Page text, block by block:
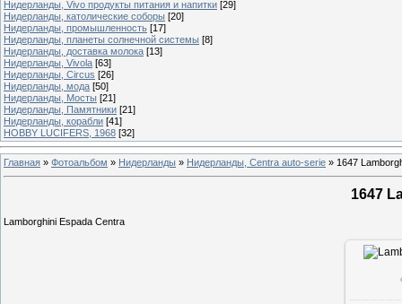
Нидерланды, Vivo продукты питания и напитки [29]
Нидерланды, католические соборы [20]
Нидерланды, промышленность [17]
Нидерланды, планеты солнечной системы [8]
Нидерланды, доставка молока [13]
Нидерланды, Vivola [63]
Нидерланды, Circus [26]
Нидерланды, мода [50]
Нидерланды, Мосты [21]
Нидерланды, Памятники [21]
Нидерланды, корабли [41]
HOBBY LUCIFERS, 1968 [32]
Главная » Фотоальбом » Нидерланды » Нидерланды, Centra auto-serie » 1647
1647
Lamborghini Espada Centra